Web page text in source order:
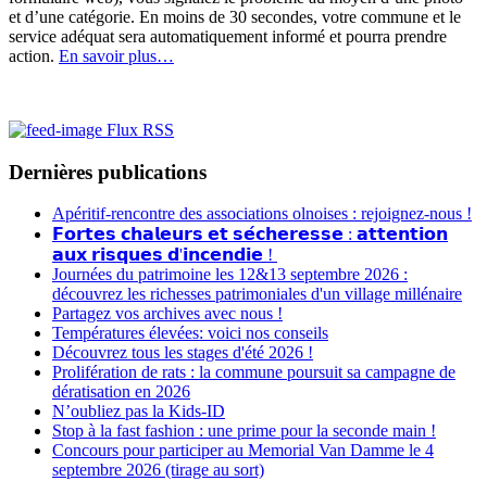
et d’une catégorie. En moins de 30 secondes, votre commune et le
service adéquat sera automatiquement informé et pourra prendre
action. En savoir plus…
Flux RSS
Dernières publications
Apéritif-rencontre des associations olnoises : rejoignez-nous !
𝗙𝗼𝗿𝘁𝗲𝘀 𝗰𝗵𝗮𝗹𝗲𝘂𝗿𝘀 𝗲𝘁 𝘀𝗲́𝗰𝗵𝗲𝗿𝗲𝘀𝘀𝗲 : 𝗮𝘁𝘁𝗲𝗻𝘁𝗶𝗼𝗻
𝗮𝘂𝘅 𝗿𝗶𝘀𝗾𝘂𝗲𝘀 𝗱'𝗶𝗻𝗰𝗲𝗻𝗱𝗶𝗲 !
Journées du patrimoine les 12&13 septembre 2026 :
découvrez les richesses patrimoniales d'un village millénaire
Partagez vos archives avec nous !
Températures élevées: voici nos conseils
Découvrez tous les stages d'été 2026 !
Prolifération de rats : la commune poursuit sa campagne de
dératisation en 2026
N’oubliez pas la Kids-ID
Stop à la fast fashion : une prime pour la seconde main !
Concours pour participer au Memorial Van Damme le 4
septembre 2026 (tirage au sort)